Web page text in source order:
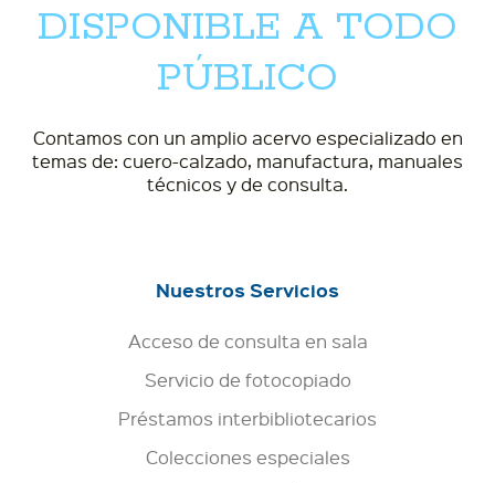
DISPONIBLE A TODO
PÚBLICO
Contamos con un amplio acervo especializado en
temas de: cuero-calzado, manufactura, manuales
técnicos y de consulta.
Nuestros Servicios
Acceso de consulta en sala
Servicio de fotocopiado
Préstamos interbibliotecarios
Colecciones especiales